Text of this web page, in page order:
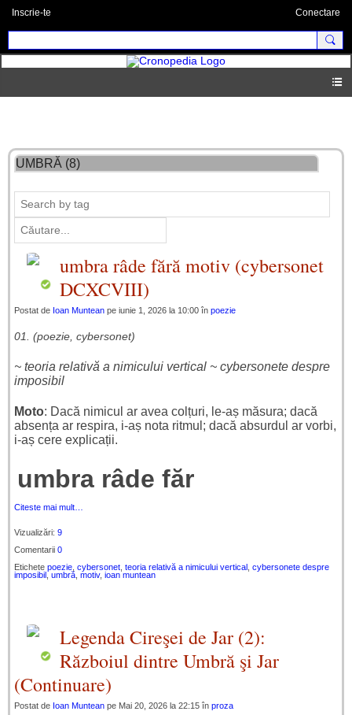
Inscrie-te Conectare
UMBRĂ (8)
umbra râde fără motiv (cybersonet
DCXCVIII)
Postat de Ioan Muntean pe iunie 1, 2026 la 10:00 în poezie
01. (poezie, cybersonet)
~ teoria relativă a nimicului vertical ~ cybersonete despre
imposibil
Moto: Dacă nimicul ar avea colțuri, le-aș măsura; dacă
absența ar respira, i-aș nota ritmul; dacă absurdul ar vorbi,
i-aș cere explicații.
umbra râde făr
Citeste mai mult…
Vizualizări: 9
Comentarii 0
Etichete poezie cybersonet teoria relativă a nimicului vertical
cybersonete despre
imposibil
umbră motiv, ioan muntean
Legenda Cireşei de Jar (2):
Războiul dintre Umbră şi Jar
(Continuare)
Postat de Ioan Muntean pe Mai 20, 2026 la 22:15 în proza